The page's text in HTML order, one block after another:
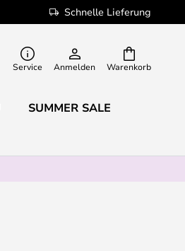
Schnelle Lieferung
Warenkorb
Service Anmelden
SUMMER SALE